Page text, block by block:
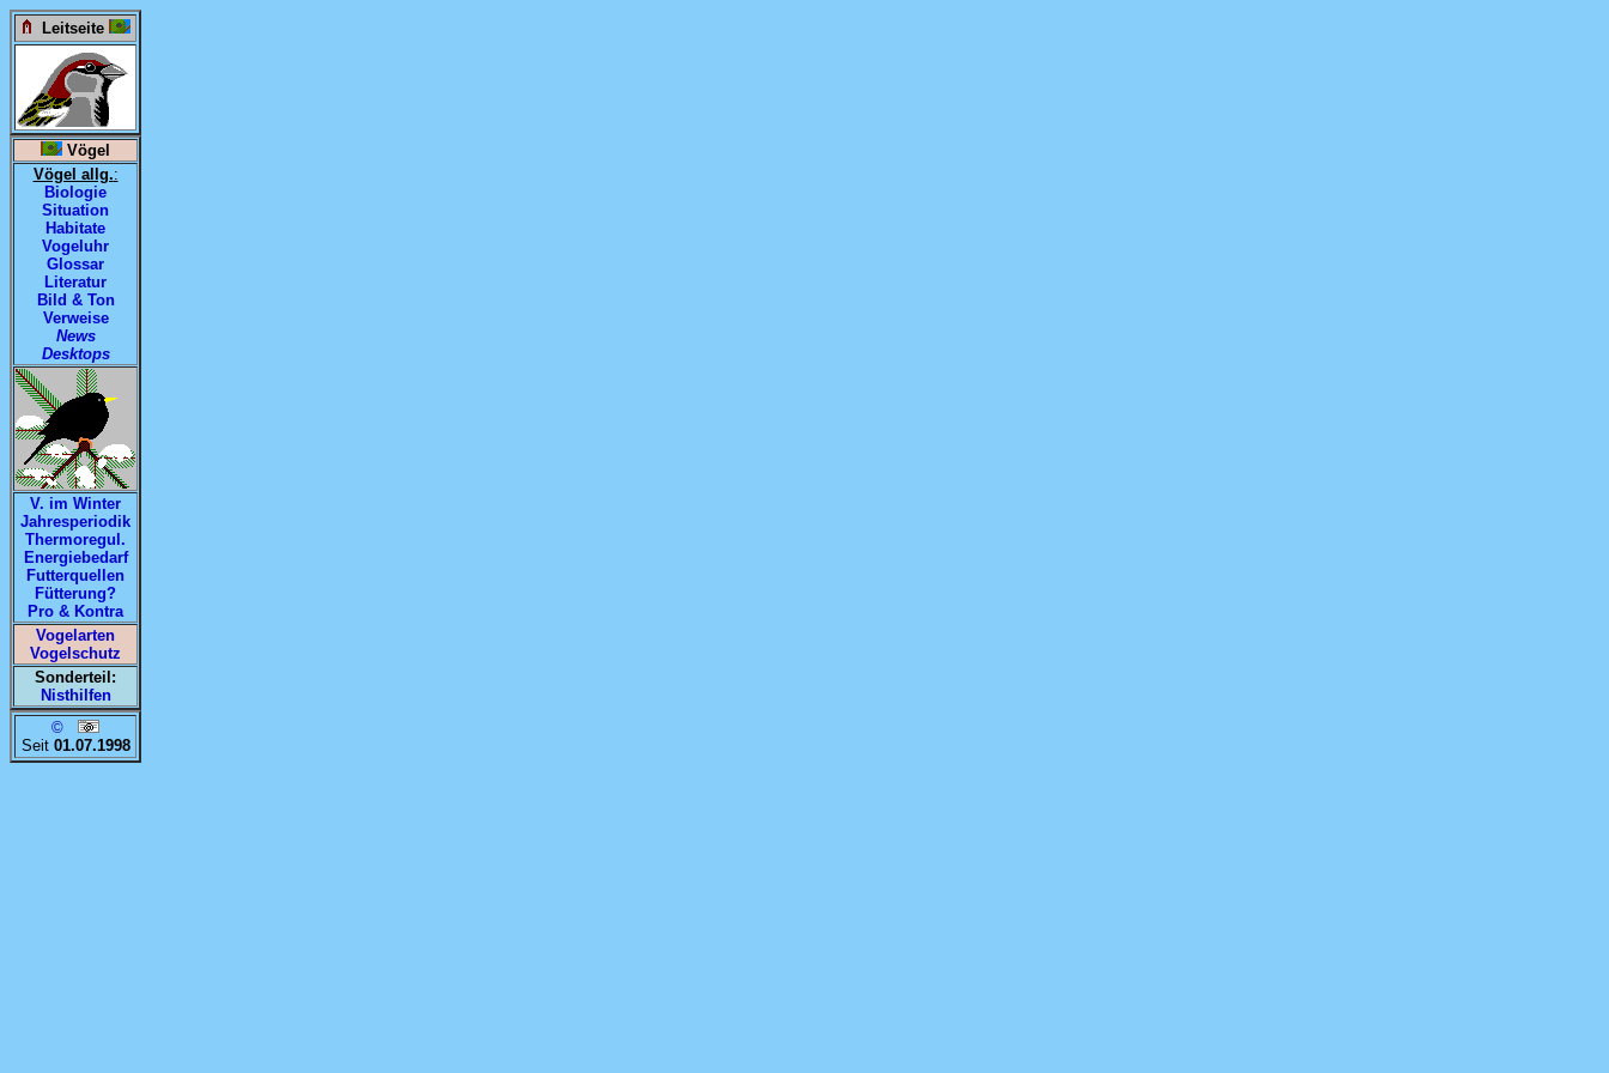
Leitseite
Vögel
Vögel allg.:
Biologie
Situation
Habitate
Vogeluhr
Glossar
Literatur
Bild & Ton
Verweise
News
Desktops
V. im Winter
Jahresperiodik
Thermoregul.
Energiebedarf
Futterquellen
Fütterung?
Pro & Kontra
Vogelarten
Vogelschutz
Sonderteil:
Nisthilfen
©
Seit 01.07.1998